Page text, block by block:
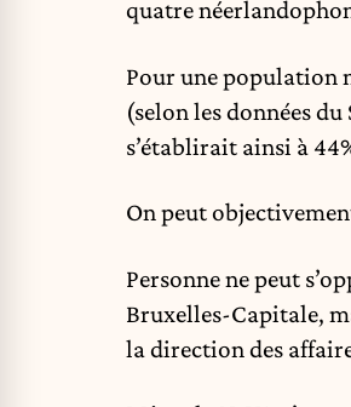
quatre
Pour une population
(selon les données
s’établirait ainsi à
On peut
Personne ne peut
Bruxelles-Capitale,
la direction des